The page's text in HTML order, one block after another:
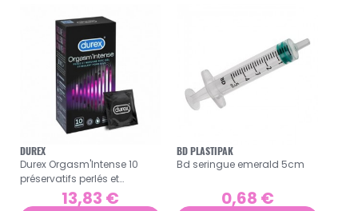
DUREX
Durex Orgasm'Intense 10
préservatifs perlés et
13,83 €
BD PLASTIPAK
Bd seringue emerald 5cm
0,68 €